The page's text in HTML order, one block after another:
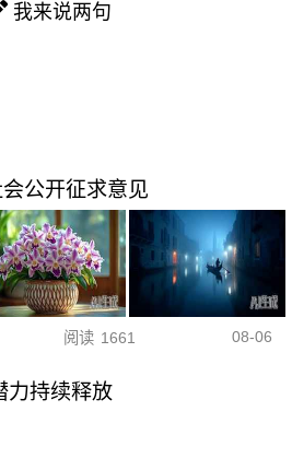
我来说两句
公开征求意见
阅读 1661 08-06
力持续释放